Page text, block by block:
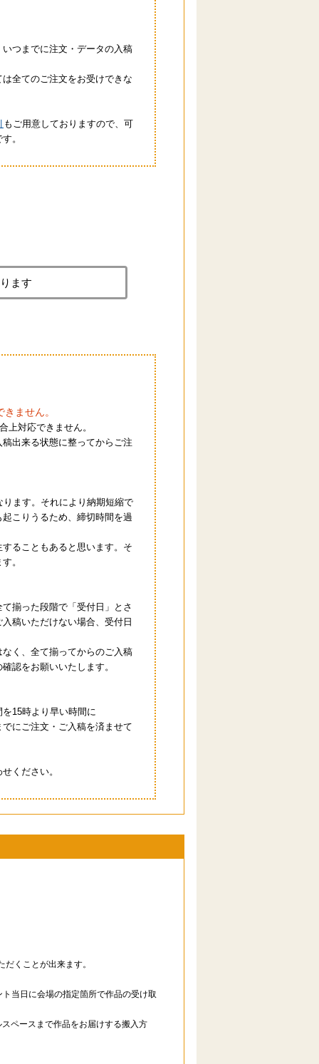
いつまでに注文・データの入稿
全てのご注文をお受けできな
もご用意しておりますので、可
。
ます
ません。
上対応できません。
出来る状態に整ってからご注
ます。それにより納期短縮で
こりうるため、締切時間を過
ることもあると思います。そ
。
揃った段階で「受付日」とさ
稿いただけない場合、受付日
く、全て揃ってからのご入稿
認をお願いいたします。
15時より早い時間に
にご注文・ご入稿を済ませて
ください。
くことが出来ます。
当日に会場の指定箇所で作品の受け取
ペースまで作品をお届けする搬入方